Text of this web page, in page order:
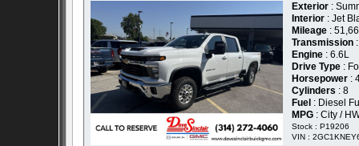
Exterior :
Interior : Jet
Mileage :
Transmission
Engine : 6.6L
Drive Type :
Horsepower :
Cylinders : 8
Fuel : Diesel
MPG : City /
Stock : P19206
VIN :